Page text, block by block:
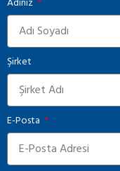
Şirket
E-Posta